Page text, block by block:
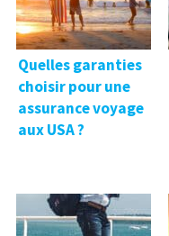
Quelles garanties
choisir pour une
assurance voyage
aux USA ?